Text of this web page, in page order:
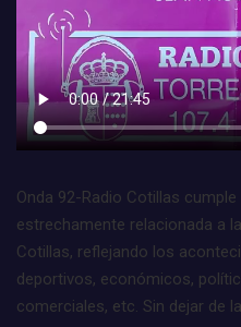
Onda 92-Radio Cotillas
estrechamente relacionada a
Cotillas, reflejando los
deportivos, económicos,
comerciales, etc. Sin dejar de